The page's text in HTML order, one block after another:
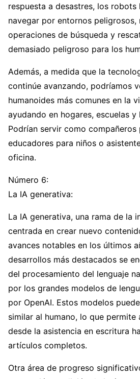
respuesta a desastres, los robots
navegar por entornos peligrosos,
operaciones de búsqueda y
demasiado peligroso para los
Además, a medida que la
continúe avanzando, podríamos
humanoides más comunes en la
ayudando en hogares, escuelas
Podrían servir como compañeros
educadores para niños o
oficina.
Número 6:
La IA generativa:
La IA generativa, una rama de la
centrada en crear nuevo
avances notables en los últimos
desarrollos más destacados se
del procesamiento del lenguaje
por los grandes modelos de
por OpenAI. Estos modelos
similar al humano, lo que permite
desde la asistencia en escritura
artículos completos.
Otra área de progreso